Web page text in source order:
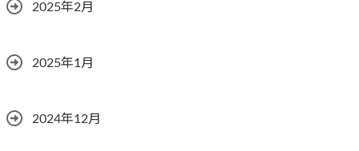
2025年2月
2025年1月
2024年12月